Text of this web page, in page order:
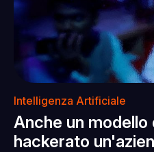
Intelligenza Artificiale
Anche un modello
hackerato